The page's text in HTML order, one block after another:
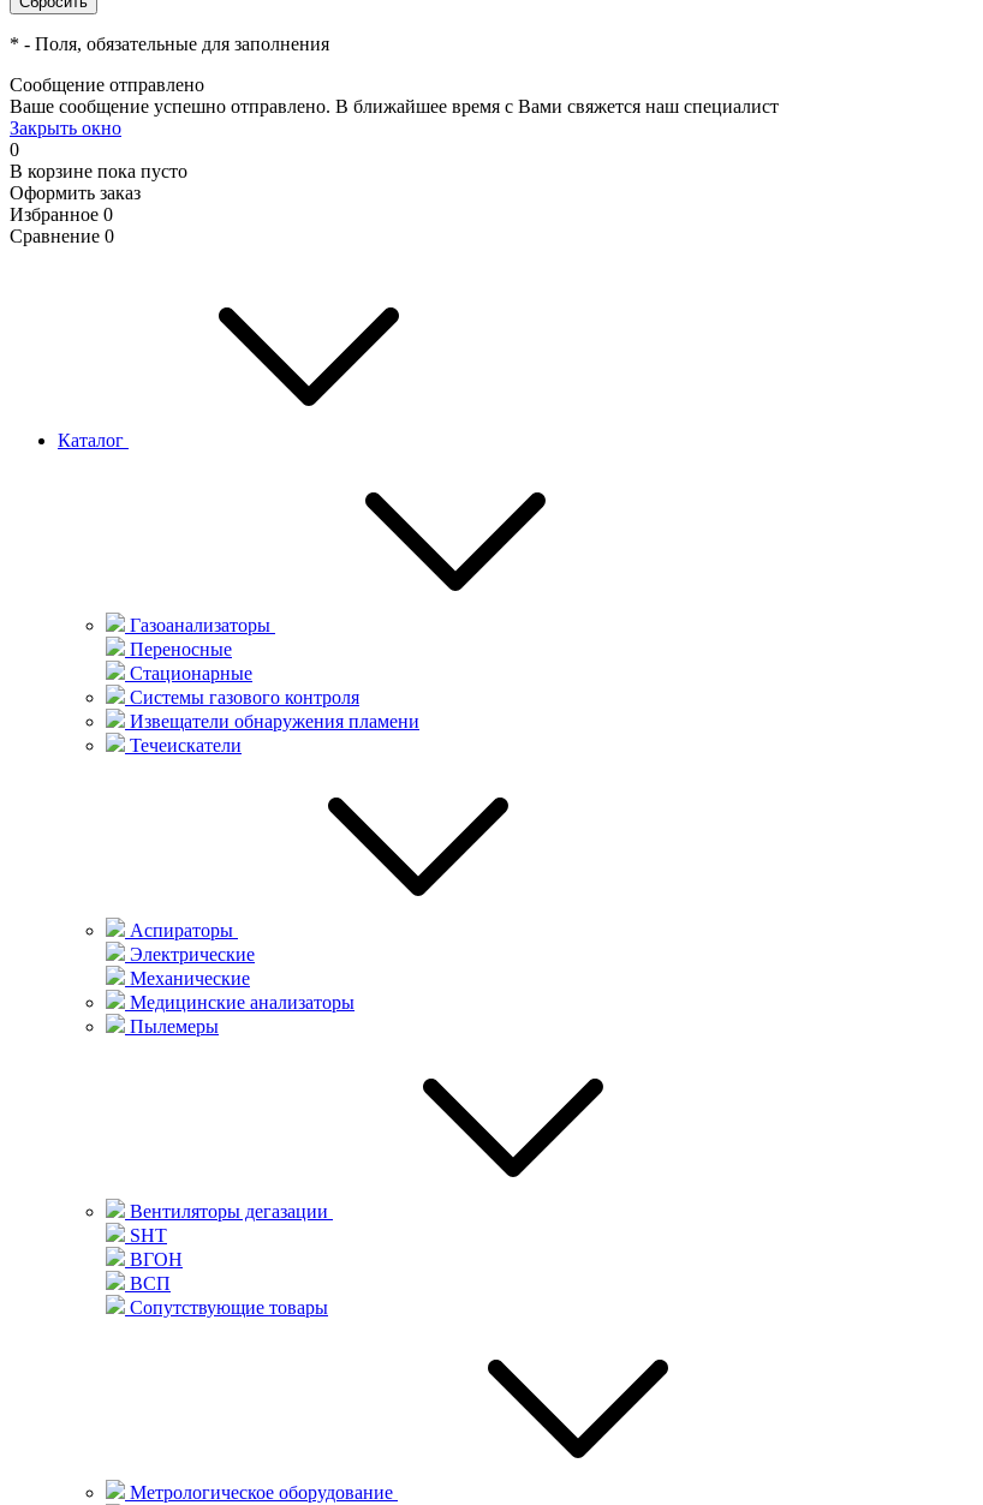
* - Поля, обязательные для заполнения
Сообщение отправлено
Ваше сообщение успешно отправлено. В ближайшее время с Вами свяжется наш специалист
Закрыть окно
0
В корзине пока пусто
Оформить заказ
Избранное 0
Сравнение 0
Каталог
Газоанализаторы
Переносные
Стационарные
Системы газового контроля
Извещатели обнаружения пламени
Течеискатели
Аспираторы
Электрические
Механические
Медицинские анализаторы
Пылемеры
Вентиляторы дегазации
SHT
ВГОН
ВСП
Сопутствующие товары
Метрологическое оборудование